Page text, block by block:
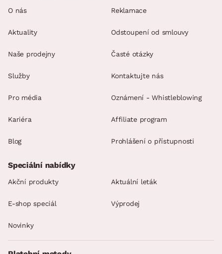
O nás
Aktuality
Naše prodejny
Služby
Pro média
Kariéra
Blog
Reklamace
Odstoupení od smlouvy
Časté otázky
Kontaktujte nás
Oznámení - Whistleblowing
Affiliate program
Prohlášení o přístupnosti
Speciální nabídky
Akční produkty Aktuální leták
E-shop speciál Výprodej
Novinky